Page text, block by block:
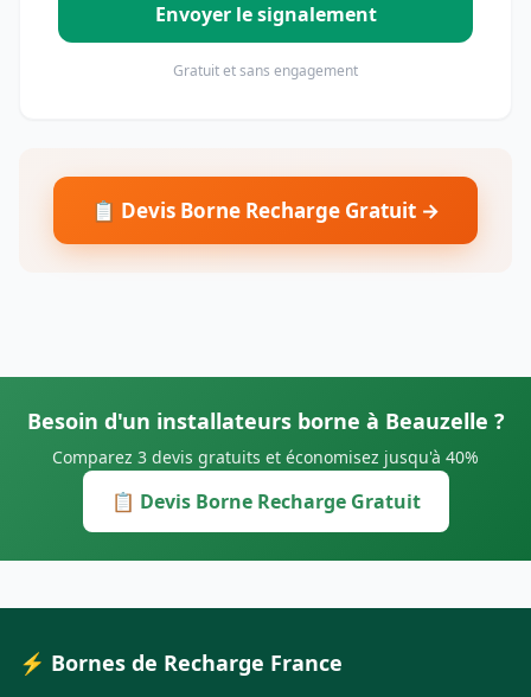
Envoyer le signalement
Gratuit et sans engagement
📋 Devis Borne Recharge Gratuit →
Besoin d'un installateurs borne à Beauzelle ?
Comparez 3 devis gratuits et économisez jusqu'à 40%
📋 Devis Borne Recharge Gratuit
⚡ Bornes de Recharge France